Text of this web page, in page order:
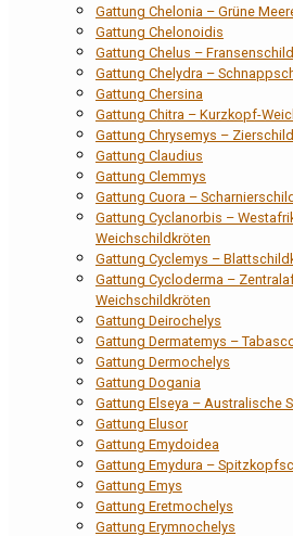
Gattung Chelonia – Grüne
Gattung Chelonoidis
Gattung Chelus –
Gattung Chelydra –
Gattung Chersina
Gattung Chitra – Kurzkopf-
Gattung Chrysemys –
Gattung Claudius
Gattung Clemmys
Gattung Cuora –
Gattung Cyclanorbis –
Weichschildkröten
Gattung Cyclemys –
Gattung Cycloderma –
Weichschildkröten
Gattung Deirochelys
Gattung Dermatemys –
Gattung Dermochelys
Gattung Dogania
Gattung Elseya – Australische
Gattung Elusor
Gattung Emydoidea
Gattung Emydura –
Gattung Emys
Gattung Eretmochelys
Gattung Erymnochelys